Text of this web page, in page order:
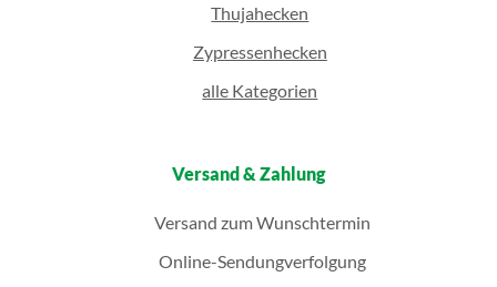
Thujahecken
Zypressenhecken
alle Kategorien
Versand & Zahlung
Versand zum Wunschtermin
Online-Sendungverfolgung